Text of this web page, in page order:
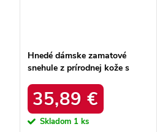
Hnedé dámske zamatové
snehule z prírodnej kože s
produktu W5821 COFFEE
35,89 €
Skladom 1 ks